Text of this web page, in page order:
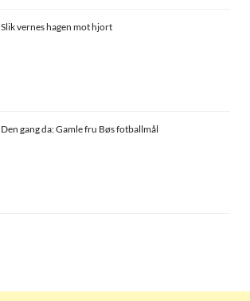
Slik vernes hagen mot hjort
Den gang da: Gamle fru Bøs fotballmål